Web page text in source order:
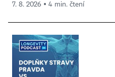
7. 8. 2026 ▪ 4 min. čtení